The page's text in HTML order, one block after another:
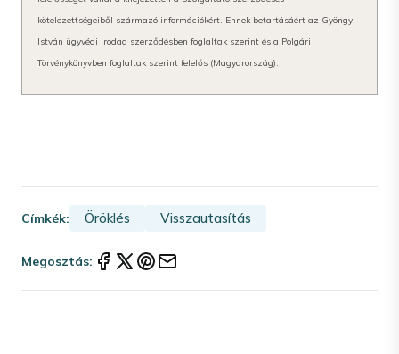
kötelezettségeiből származó információkért. Ennek betartásáért az Gyöngyi
István ügyvédi irodaa szerződésben foglaltak szerint és a Polgári
Törvénykönyvben foglaltak szerint felelős (Magyarország).
Címkék: Öröklés Visszautasítás
Megosztás: